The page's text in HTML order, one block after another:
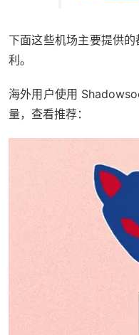
下面这些机场主要提供
利。
海外用户使用
量，查看推荐：